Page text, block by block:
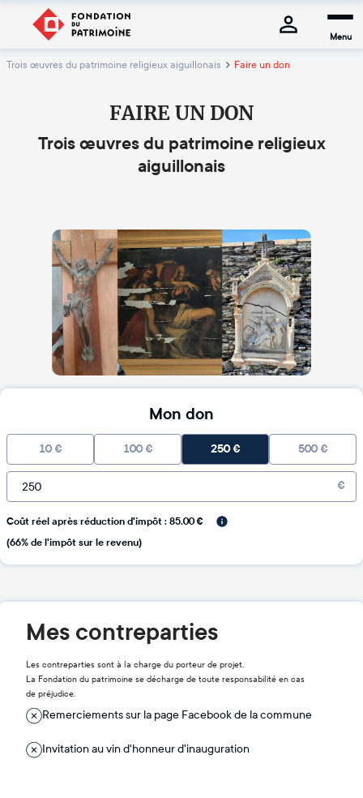
Menu
Trois œuvres du patrimoine religieux aiguillonais Faire un don
FAIRE UN DON
Trois œuvres du patrimoine religieux
aiguillonais
Mon don
10 € 100 € 250€ 500 €
€
Coût réel après réduction d'impôt : 85.00 €
(66% de l'impôt sur le revenu)
Mes contreparties
Les contreparties sont à la charge du porteur de projet.
La Fondation du patrimoine se décharge de toute responsabilité en cas
de préjudice.
Remerciements sur la page Facebook de la commune
Invitation au vin d'honneur d'inauguration